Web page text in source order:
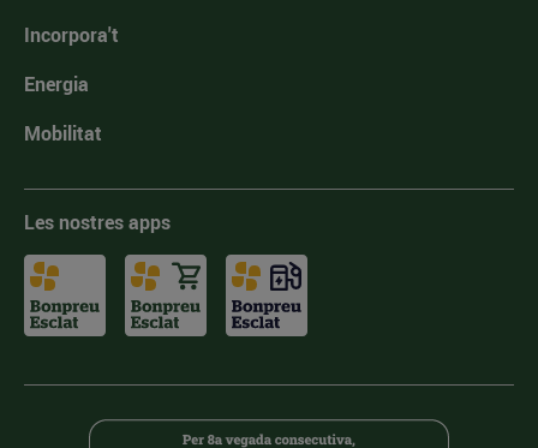
Incorpora't
Energia
Mobilitat
Les nostres apps